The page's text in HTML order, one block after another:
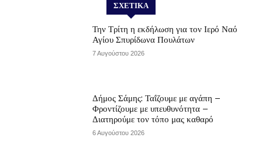
ΣΧΕΤΙΚΆ
Την Τρίτη η εκδήλωση για τον Ιερό Ναό
Αγίου Σπυρίδωνα Πουλάτων
7 Αυγούστου 2026
Δήμος Σάμης: Ταΐζουμε με αγάπη –
Φροντίζουμε με υπευθυνότητα –
Διατηρούμε τον τόπο μας καθαρό
6 Αυγούστου 2026